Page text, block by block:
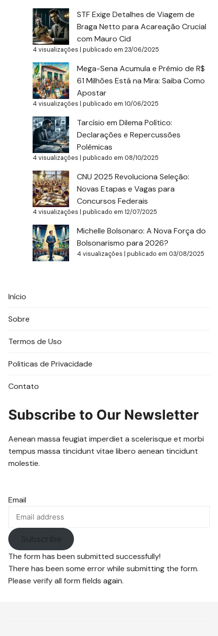
STF Exige Detalhes de Viagem de
Braga Netto para Acareação Crucial
com Mauro Cid
4 visualizações |publicado em 23/06/2025
Mega-Sena Acumula e Prêmio de R$
61 Milhões Está na Mira: Saiba Como
Apostar
4 visualizações |publicado em 10/06/2025
Tarcísio em Dilema Político:
Declarações e Repercussões
Polêmicas
4 visualizações |publicado em 08/10/2025
CNU 2025 Revoluciona Seleção:
Novas Etapas e Vagas para
Concursos Federais
4 visualizações |publicado em 12/07/2025
Michelle Bolsonaro: A Nova Força do
Bolsonarismo para 2026?
4 visualizações |publicado em 03/08/2025
Início
Sobre
Termos de Uso
Politicas de Privacidade
Contato
Subscribe to Our Newsletter
Aenean massa feugiat imperdiet a scelerisque et morbi
tempus massa tincidunt vitae libero aenean tincidunt
molestie.
Email
Subscribe
The form has been submitted successfully!
There has been some error while submitting the form.
Please verify all form fields again.